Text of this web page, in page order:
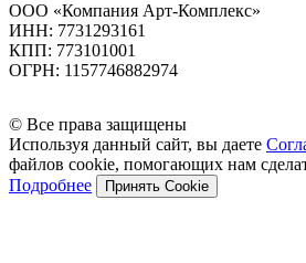
ООО «Компания Арт-Комплекс»
ИНН: 7731293161
КПП: 773101001
ОГРН: 1157746882974
© Все права защищены
Используя данный сайт, вы даете
файлов cookie, помогающих нам
Подробнее
Принять Cookie